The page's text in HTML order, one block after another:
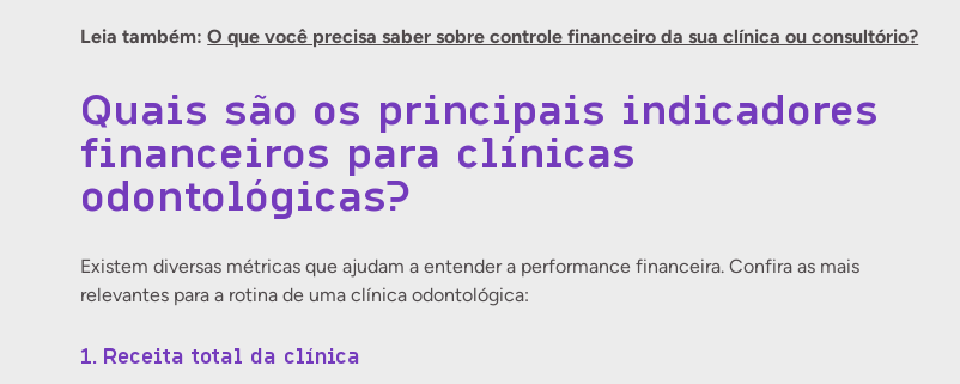
Leia também:O que você precisa saber sobre controle financeiro da sua clínica ou consultório?
Quais são os principais indicadores
financeiros para clínicas
odontológicas?
Existem diversas métricas que ajudam a entender a performance financeira. Confira as mais
relevantes para a rotina de uma clínica odontológica:
1. Receita total da clínica